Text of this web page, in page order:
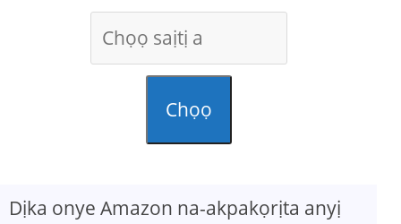
Chọọ
Dịka onye Amazon na-akpakọrịta anyị